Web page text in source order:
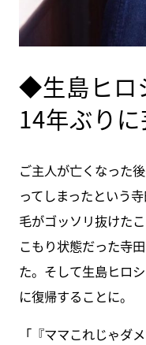
◆生島ヒロ
14年ぶり
ご主人が亡くなった
ってしまったという
毛がゴッソリ抜けた
こもり状態だった寺
た。そして生島ヒロ
に復帰することに。
「『ママこれじゃダ